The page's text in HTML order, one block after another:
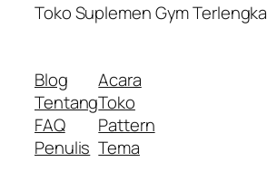
Toko Suplemen Gym
Blog
Tentang
FAQ
Penulis
Acara
Toko
Pattern
Tema